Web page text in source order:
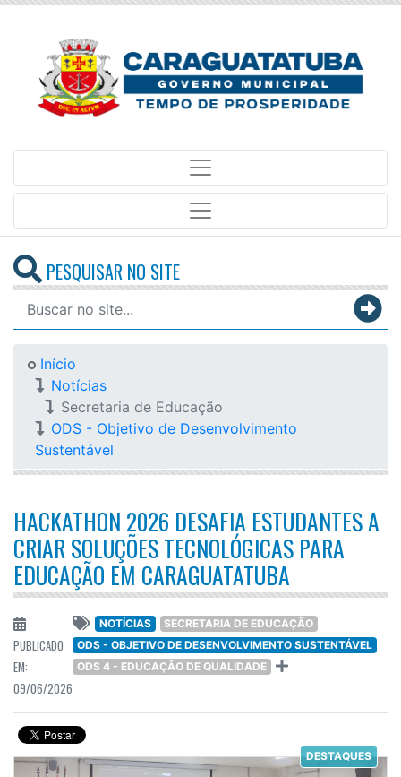
PESQUISAR NO SITE
Início
Notícias
Secretaria de Educação
ODS - Objetivo de Desenvolvimento
Sustentável
HACKATHON 2026 DESAFIA ESTUDANTES A
CRIAR SOLUÇÕES TECNOLÓGICAS PARA
EDUCAÇÃO EM CARAGUATATUBA
PUBLICADO
EM:
09/06/2026
NOTÍCIAS
SECRETARIA DE EDUCAÇÃO
ODS - OBJETIVO DE DESENVOLVIMENTO SUSTENTÁVEL
ODS 4 - EDUCAÇÃO DE QUALIDADE
DESTAQUES